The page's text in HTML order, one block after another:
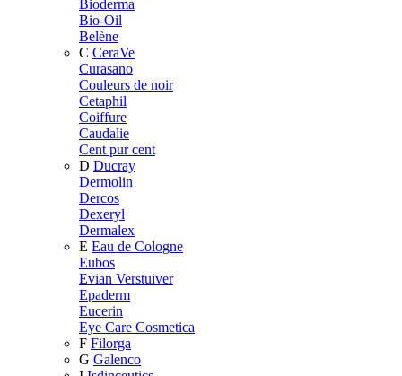
Bioderma
Bio-Oil
Belène
C CeraVe
Curasano
Couleurs de noir
Cetaphil
Coiffure
Caudalie
Cent pur cent
D Ducray
Dermolin
Dercos
Dexeryl
Dermalex
E Eau de Cologne
Eubos
Evian Verstuiver
Epaderm
Eucerin
Eye Care Cosmetica
F Filorga
G Galenco